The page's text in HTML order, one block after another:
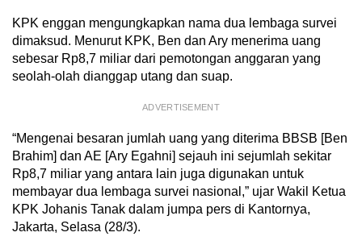
KPK enggan mengungkapkan nama dua lembaga survei
dimaksud. Menurut KPK, Ben dan Ary menerima uang
sebesar Rp8,7 miliar dari pemotongan anggaran yang
seolah-olah dianggap utang dan suap.
ADVERTISEMENT
“Mengenai besaran jumlah uang yang diterima BBSB [Ben
Brahim] dan AE [Ary Egahni] sejauh ini sejumlah sekitar
Rp8,7 miliar yang antara lain juga digunakan untuk
membayar dua lembaga survei nasional,” ujar Wakil Ketua
KPK Johanis Tanak dalam jumpa pers di Kantornya,
Jakarta, Selasa (28/3).